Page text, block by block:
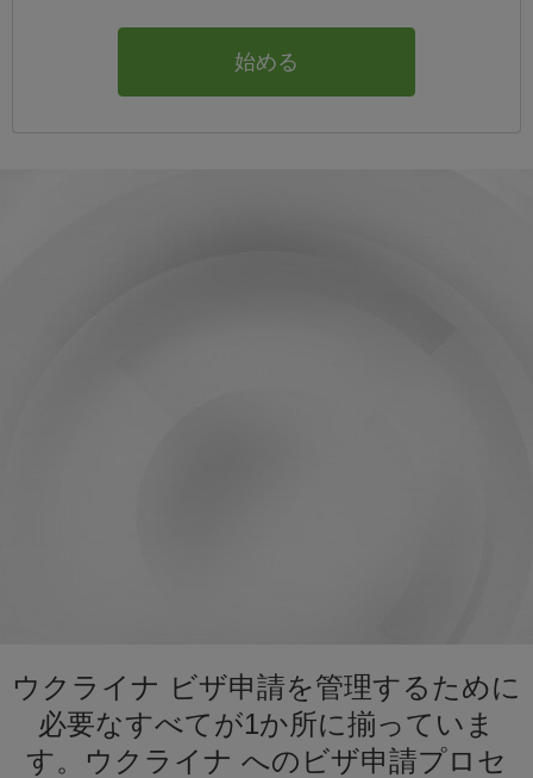
始める
ウクライナ ビザ申請を管理するために
必要なすべてが1か所に揃っていま
す。ウクライナ へのビザ申請プロセ